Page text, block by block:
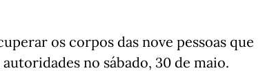
os corpos das nove pessoas que
no sábado, 30 de maio.